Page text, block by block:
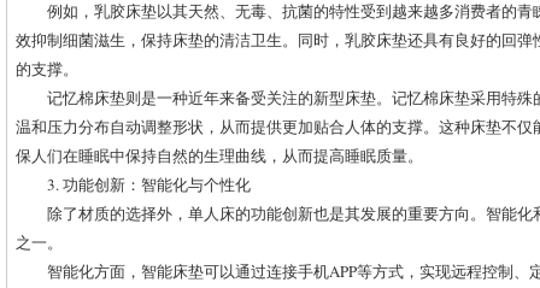
例如，乳胶床垫以其天然、无毒、抗菌的特性受到越来越多消费者的
效抑制细菌滋生，保持床垫的清洁卫生。同时，乳胶床垫还具有良好的回
的支撑。
记忆棉床垫则是一种近年来备受关注的新型床垫。记忆棉床垫采用特
温和压力分布自动调整形状，从而提供更加贴合人体的支撑。这种床垫不
保人们在睡眠中保持自然的生理曲线，从而提高睡眠质量。
3. 功能创新：智能化与个性化
除了材质的选择外，单人床的功能创新也是其发展的重要方向。智能
之一。
智能化方面，智能床垫可以通过连接手机APP等方式，实现远程控制、